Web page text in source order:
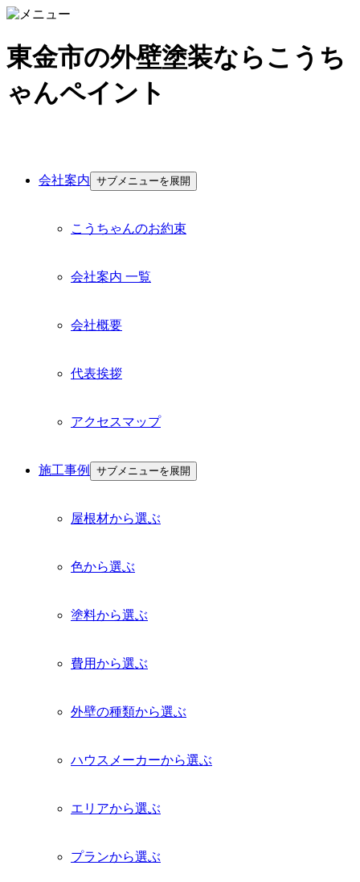
東金市の外壁塗装ならこうち
ゃんペイント
会社案内 サブメニューを展開
こうちゃんのお約束
会社案内 一覧
会社概要
代表挨拶
アクセスマップ
施工事例 サブメニューを展開
屋根材から選ぶ
色から選ぶ
塗料から選ぶ
費用から選ぶ
外壁の種類から選ぶ
ハウスメーカーから選ぶ
エリアから選ぶ
プランから選ぶ